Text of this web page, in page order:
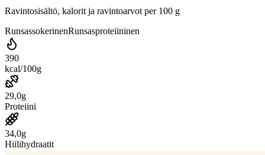
Ravintosisältö, kalorit ja ravintoarvot per 100 g
RunsassokerinenRunsasproteiininen
390
kcal/100g
29,0g
Proteiini
34,0g
Hiilihydraatit